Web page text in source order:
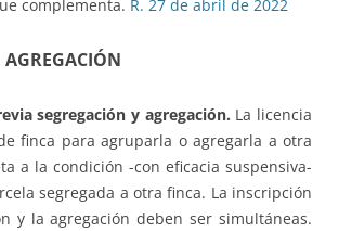
complementa. R. 27 de abril de 2022
segregación y agregación. La licencia
finca para agruparla o agregarla a otra
a la condición -con eficacia suspensiva-
segregada a otra finca. La inscripción
y la agregación deben ser simultáneas.